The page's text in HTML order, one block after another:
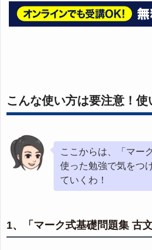
こんな使い方は要注意！使
ここからは、「マー
使った勉強で気をつ
ていくわ！
1、「マーク式基礎問題集 古